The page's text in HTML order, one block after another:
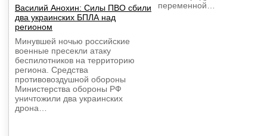
Василий Анохин: Силы ПВО сбили
два украинских БПЛА над
регионом
Минувшей ночью российские
военные пресекли атаку
беспилотников на территорию
региона. Средства
противовоздушной обороны
Министерства обороны РФ
уничтожили два украинских
дрона…
переменной…